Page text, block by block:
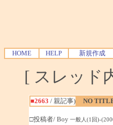
HOME HELP 新規作成
[ スレッド
■2663 / 親記事) NO
□投稿者/ Boy 一般人(1回)-